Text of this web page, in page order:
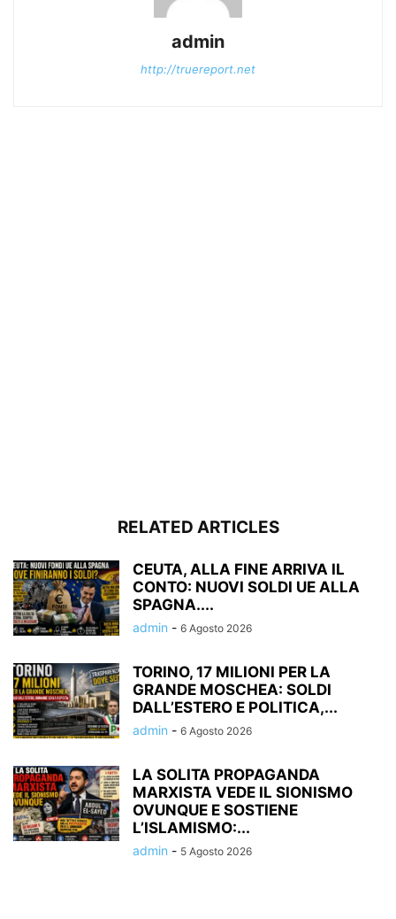
admin
http://truereport.net
RELATED ARTICLES
CEUTA, ALLA FINE ARRIVA IL
CONTO: NUOVI SOLDI UE ALLA
SPAGNA....
admin - 6 Agosto 2026
TORINO, 17 MILIONI PER LA
GRANDE MOSCHEA: SOLDI
DALL’ESTERO E POLITICA,...
admin - 6 Agosto 2026
LA SOLITA PROPAGANDA
MARXISTA VEDE IL SIONISMO
OVUNQUE E SOSTIENE
L’ISLAMISMO:...
admin - 5 Agosto 2026